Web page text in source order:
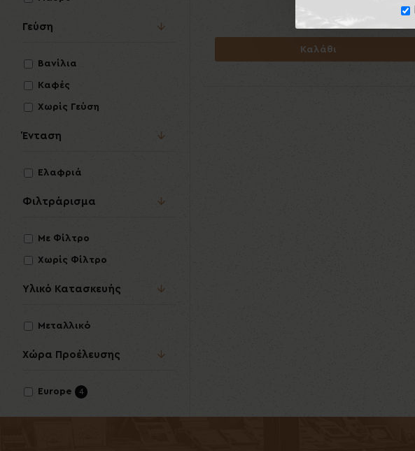
Χώρα Προέλευσης
Europe 4
Γεύση
Βανίλια
Καφές
Χωρίς Γεύση
Ένταση
Ελαφριά
Φιλτράρισμα
Με Φίλτρο
Χωρίς Φίλτρο
Υλικό Κατασκευής
Μεταλλικό
Καλάθι